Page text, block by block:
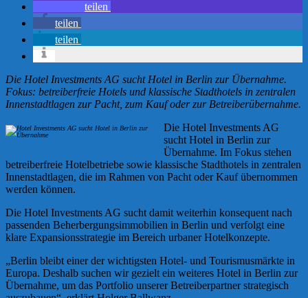
teilen
teilen
teilen
Die Hotel Investments AG sucht Hotel in Berlin zur Übernahme.
Fokus: betreiberfreie Hotels und klassische Stadthotels in zentralen
Innenstadtlagen zur Pacht, zum Kauf oder zur Betreiberübernahme.
Die Hotel Investments AG
sucht Hotel in Berlin zur
Übernahme. Im Fokus stehen
betreiberfreie Hotelbetriebe sowie klassische Stadthotels in zentralen
Innenstadtlagen, die im Rahmen von Pacht oder Kauf übernommen
werden können.
Die Hotel Investments AG sucht damit weiterhin konsequent nach
passenden Beherbergungsimmobilien in Berlin und verfolgt eine
klare Expansionsstrategie im Bereich urbaner Hotelkonzepte.
„Berlin bleibt einer der wichtigsten Hotel- und Tourismusmärkte in
Europa. Deshalb suchen wir gezielt ein weiteres Hotel in Berlin zur
Übernahme, um das Portfolio unserer Betreiberpartner strategisch